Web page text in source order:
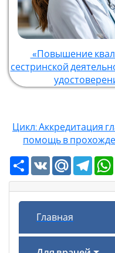
«Повышение
сестринской
Цикл: Аккредитация
помощь в
Ресурс
VK Mail.Ru
Главная